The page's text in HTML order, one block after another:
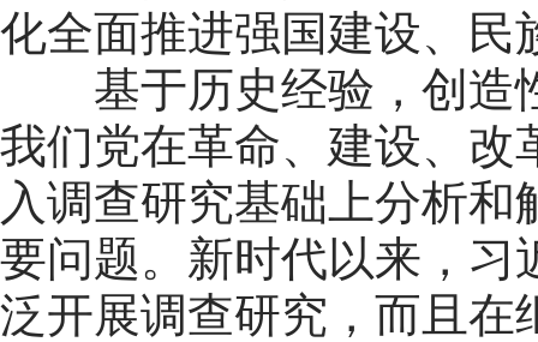
化全面推进强国建设、民
基于历史经验，创造
我们党在革命、建设、改
入调查研究基础上分析
要问题。新时代以来，习
泛开展调查研究，而且在